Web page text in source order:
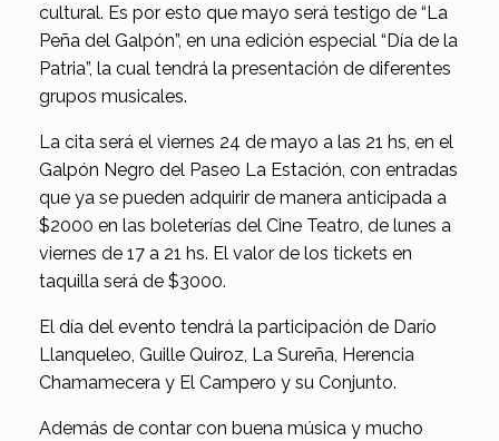
cultural. Es por esto que mayo será testigo de “La
Peña del Galpón”, en una edición especial “Día de la
Patria”, la cual tendrá la presentación de diferentes
grupos musicales.
La cita será el viernes 24 de mayo a las 21 hs, en el
Galpón Negro del Paseo La Estación, con entradas
que ya se pueden adquirir de manera anticipada a
$2000 en las boleterías del Cine Teatro, de lunes a
viernes de 17 a 21 hs. El valor de los tickets en
taquilla será de $3000.
El día del evento tendrá la participación de Darío
Llanqueleo, Guille Quiroz, La Sureña, Herencia
Chamamecera y El Campero y su Conjunto.
Además de contar con buena música y mucho